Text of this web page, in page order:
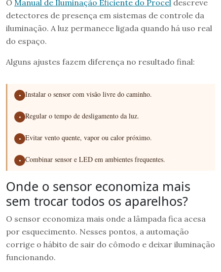
O Manual de Iluminação Eficiente do Procel descreve
detectores de presença em sistemas de controle da
iluminação. A luz permanece ligada quando há uso real
do espaço.
Alguns ajustes fazem diferença no resultado final:
● Instalar o sensor com visão livre do caminho.
● Regular o tempo de desligamento da luz.
● Evitar vento quente, vapor ou calor próximo.
● Combinar sensor e LED em ambientes frequentes.
Onde o sensor economiza mais
sem trocar todos os aparelhos?
O sensor economiza mais onde a lâmpada fica acesa
por esquecimento. Nesses pontos, a automação
corrige o hábito de sair do cômodo e deixar iluminação
funcionando.